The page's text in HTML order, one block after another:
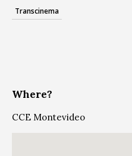
Transcinema
Where?
CCE Montevideo